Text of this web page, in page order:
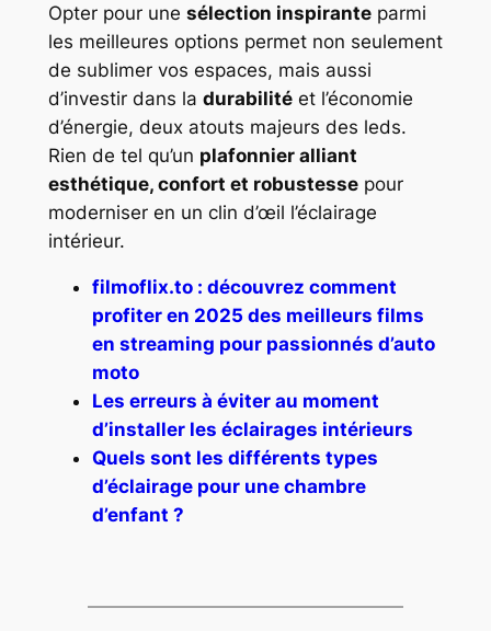
Opter pour une sélection inspiranteparmi
les meilleures options permet non seulement
de sublimer vos espaces, mais aussi
d’investir dans la durabilitéet l’économie
d’énergie, deux atouts majeurs des leds.
Rien de tel qu’un plafonnier alliant
esthétique, confort et robustessepour
moderniser en un clin d’œil l’éclairage
intérieur.
filmoflix.to : découvrez comment
profiter en 2025 des meilleurs films
en streaming pour passionnés d’auto
moto
Les erreurs à éviter au moment
d’installer les éclairages intérieurs
Quels sont les différents types
d’éclairage pour une chambre
d’enfant ?